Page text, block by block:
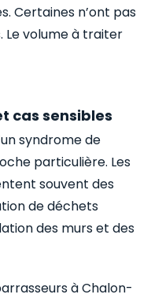
Certaines n’ont pas
Le volume à traiter
cas sensibles
syndrome de
particulière. Les
souvent des
de déchets
des murs et des
à Chalon-